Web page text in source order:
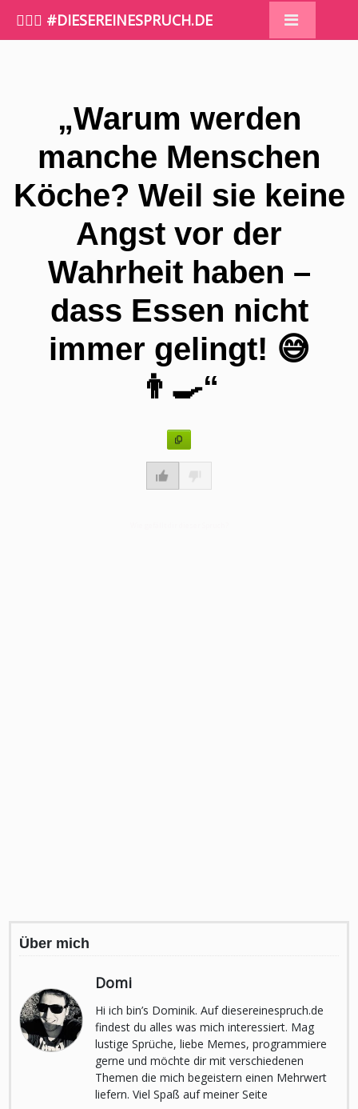
🤷🏼‍♀️ #DIESEREINESPRUCH.DE
„Warum werden
manche Menschen
Köche? Weil sie keine
Angst vor der
Wahrheit haben –
dass Essen nicht
immer gelingt! 😅
👨‍🍳“
Über mich
Domi
Hi ich bin’s Dominik. Auf diesereinespruch.de
findest du alles was mich interessiert. Mag
lustige Sprüche, liebe Memes, programmiere
gerne und möchte dir mit verschiedenen
Themen die mich begeistern einen Mehrwert
liefern. Viel Spaß auf meiner Seite